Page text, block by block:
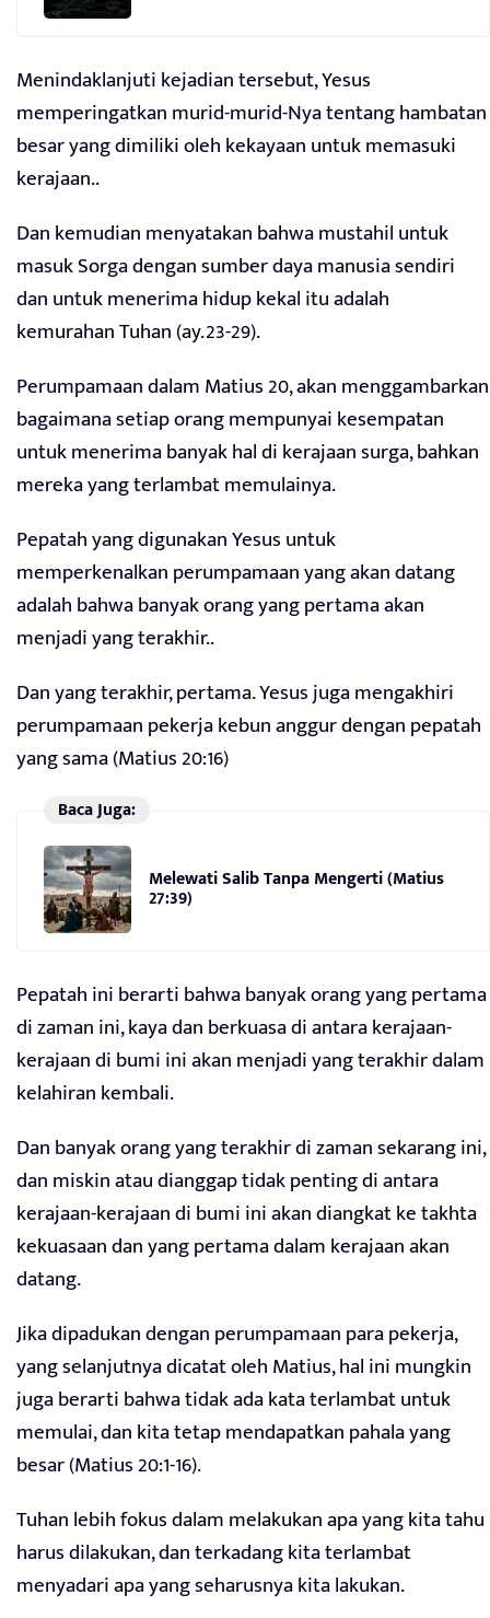
Menindaklanjuti kejadian tersebut, Yesus
memperingatkan murid-murid-Nya tentang hambatan
besar yang dimiliki oleh kekayaan untuk memasuki
kerajaan..
Dan kemudian menyatakan bahwa mustahil untuk
masuk Sorga dengan sumber daya manusia sendiri
dan untuk menerima hidup kekal itu adalah
kemurahan Tuhan (ay.23-29).
Perumpamaan dalam Matius 20, akan menggambarkan
bagaimana setiap orang mempunyai kesempatan
untuk menerima banyak hal di kerajaan surga, bahkan
mereka yang terlambat memulainya.
Pepatah yang digunakan Yesus untuk
memperkenalkan perumpamaan yang akan datang
adalah bahwa banyak orang yang pertama akan
menjadi yang terakhir..
Dan yang terakhir, pertama. Yesus juga mengakhiri
perumpamaan pekerja kebun anggur dengan pepatah
yang sama (Matius 20:16)
Baca Juga:
Melewati Salib Tanpa Mengerti (Matius
27:39)
Pepatah ini berarti bahwa banyak orang yang pertama
di zaman ini, kaya dan berkuasa di antara kerajaan-
kerajaan di bumi ini akan menjadi yang terakhir dalam
kelahiran kembali.
Dan banyak orang yang terakhir di zaman sekarang ini,
dan miskin atau dianggap tidak penting di antara
kerajaan-kerajaan di bumi ini akan diangkat ke takhta
kekuasaan dan yang pertama dalam kerajaan akan
datang.
Jika dipadukan dengan perumpamaan para pekerja,
yang selanjutnya dicatat oleh Matius, hal ini mungkin
juga berarti bahwa tidak ada kata terlambat untuk
memulai, dan kita tetap mendapatkan pahala yang
besar (Matius 20:1-16).
Tuhan lebih fokus dalam melakukan apa yang kita tahu
harus dilakukan, dan terkadang kita terlambat
menyadari apa yang seharusnya kita lakukan.